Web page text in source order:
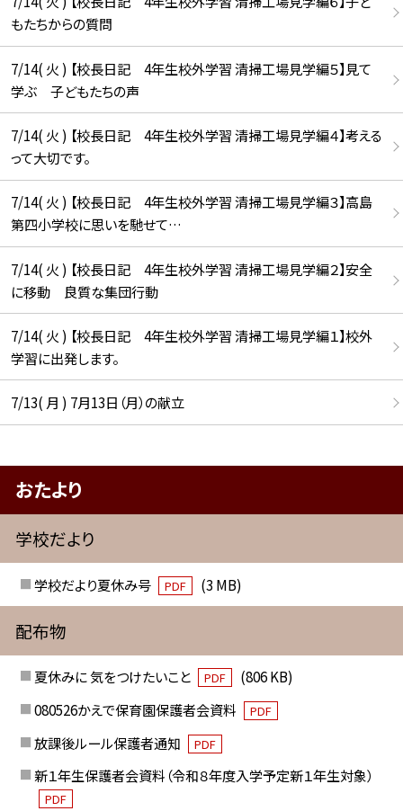
もたちからの質問
7/14( 火 ) 【校長日記 4年生校外学習 清掃工場見学編５】見て
学ぶ 子どもたちの声
7/14( 火 ) 【校長日記 4年生校外学習 清掃工場見学編４】考える
って大切です。
7/14( 火 ) 【校長日記 4年生校外学習 清掃工場見学編３】高島
第四小学校に思いを馳せて…
7/14( 火 ) 【校長日記 4年生校外学習 清掃工場見学編２】安全
に移動 良質な集団行動
7/14( 火 ) 【校長日記 4年生校外学習 清掃工場見学編１】校外
学習に出発します。
7/13( 月 ) 7月13日（月）の献立
おたより
学校だより
学校だより夏休み号 PDF (3 MB)
配布物
夏休みに 気をつけたいこと PDF
(806 KB)
080526かえで保育園保護者会資料
PDF
放課後ルール保護者通知 PDF
新１年生保護者会資料（令和８年度入学予定新１年生対象）
PDF